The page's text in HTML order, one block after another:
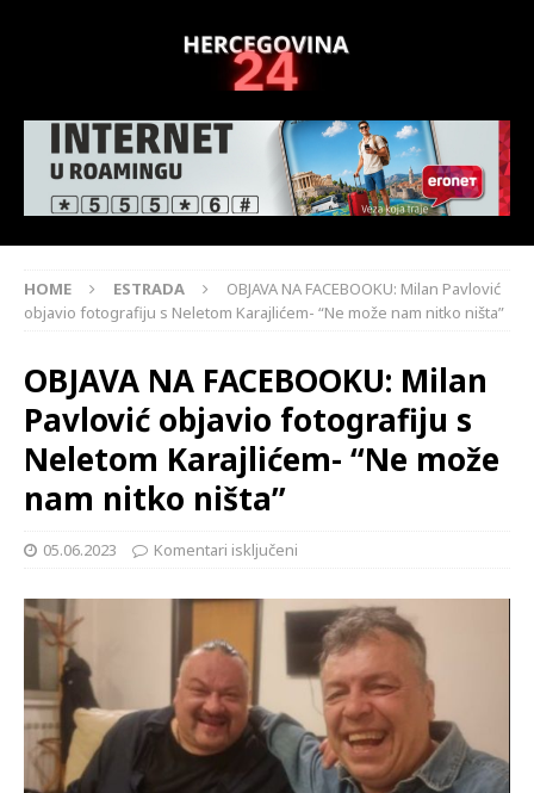
HOME ESTRADA
OBJAVA NA FACEBOOKU: Milan Pavlović
objavio fotografiju s Neletom Karajlićem- “Ne može nam nitko ništa”
OBJAVA NA FACEBOOKU: Milan
Pavlović objavio fotografiju s
Neletom Karajlićem- “Ne može
nam nitko ništa”
05.06.2023 Komentari isključeni